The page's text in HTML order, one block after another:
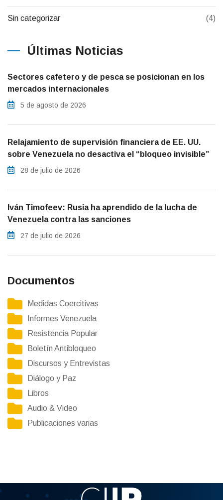
Sin categorizar (4)
Últimas Noticias
Sectores cafetero y de pesca se posicionan en los
mercados internacionales
5 de agosto de 2026
Relajamiento de supervisión financiera de EE. UU.
sobre Venezuela no desactiva el “bloqueo invisible”
28 de julio de 2026
Iván Timofeev: Rusia ha aprendido de la lucha de
Venezuela contra las sanciones
27 de julio de 2026
Documentos
Medidas Coercitivas
Informes Venezuela
Resistencia Popular
Boletín Antibloqueo
Discursos y Entrevistas
Diálogo y Paz
Libros
Audio & Video
Publicaciones varias